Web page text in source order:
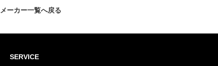
INTERVIEW
採用情報
メーカー一覧へ戻る
SERVICE